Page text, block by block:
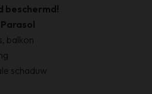
beschermd!
balkon
schaduw